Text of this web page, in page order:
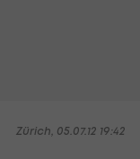
Zürich, 05.07.12 19:42